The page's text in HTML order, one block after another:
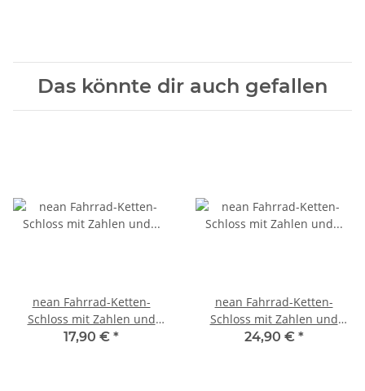
Das könnte dir auch gefallen
nean Fahrrad-Ketten-
Schloss mit Zahlen und
Textilummantelung 6 x 900
17,90 € *
nean Fahrrad-Ketten-
Schloss mit Zahlen und
Vierkant-Kettenglieder 6 x 6
24,90 € *